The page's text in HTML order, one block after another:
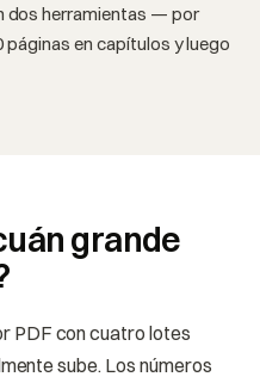
dos herramientas — por
en capítulos y luego
grande
PDF con cuatro lotes
sube. Los números